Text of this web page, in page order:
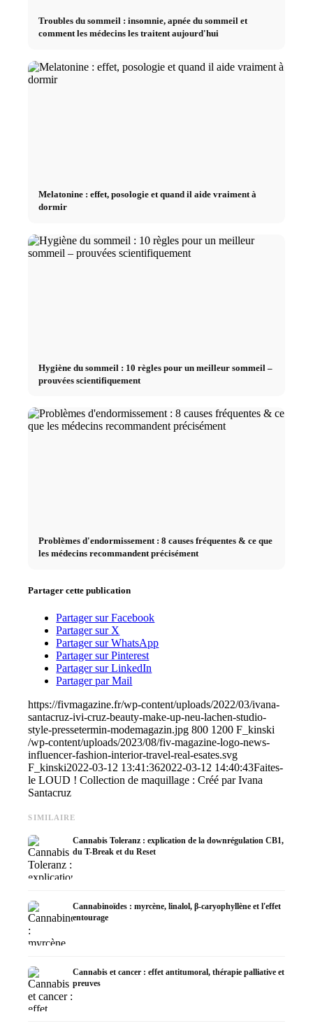
Troubles du sommeil : insomnie, apnée du sommeil et
comment les médecins les traitent aujourd'hui
Melatonine : effet, posologie et quand il aide vraiment à
dormir
Hygiène du sommeil : 10 règles pour un meilleur sommeil –
prouvées scientifiquement
Problèmes d'endormissement : 8 causes fréquentes & ce que
les médecins recommandent précisément
Partager cette publication
Partager sur Facebook
Partager sur X
Partager sur WhatsApp
Partager sur Pinterest
Partager sur LinkedIn
Partager par Mail
https://fivmagazine.fr/wp-content/uploads/2022/03/ivana-
santacruz-ivi-cruz-beauty-make-up-neu-lachen-studio-
style-pressetermin-modemagazin.jpg 800 1200 F_kinski
/wp-content/uploads/2023/08/fiv-magazine-logo-news-
influencer-fashion-interior-travel-real-esates.svg
F_kinski2022-03-12 13:41:362022-03-12 14:40:43Faites-
le LOUD ! Collection de maquillage : Créé par Ivana
Santacruz
SIMILAIRE
Cannabis Toleranz : explication de la downrégulation CB1,
du T-Break et du Reset
Cannabinoïdes : myrcène, linalol, β-caryophyllène et l'effet
entourage
Cannabis et cancer : effet antitumoral, thérapie palliative et
preuves